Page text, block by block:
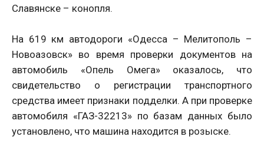
Славянске – конопля.
На 619 км автодороги «Одесса – Мелитополь –
Новоазовск» во время проверки документов на
автомобиль «Опель Омега» оказалось, что
свидетельство о регистрации транспортного
средства имеет признаки подделки. А при проверке
автомобиля «ГАЗ-32213» по базам данных было
установлено, что машина находится в розыске.